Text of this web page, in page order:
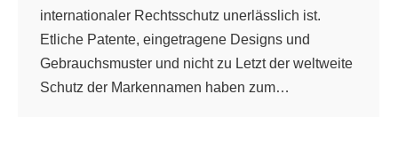
internationaler Rechtsschutz unerlässlich ist.
Etliche Patente, eingetragene Designs und
Gebrauchsmuster und nicht zu Letzt der weltweite
Schutz der Markennamen haben zum…